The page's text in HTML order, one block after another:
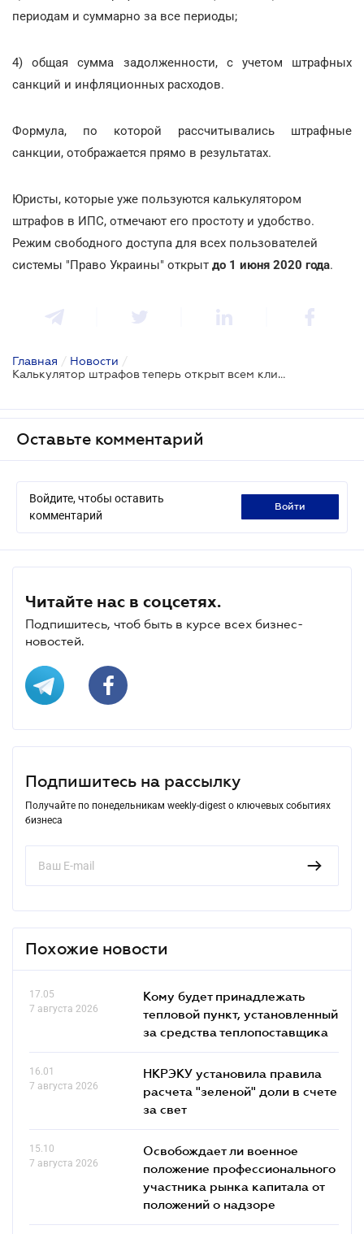
периодам и суммарно за все периоды;
4) общая сумма задолженности, с учетом штрафных
санкций и инфляционных расходов.
Формула, по которой рассчитывались штрафные
санкции, отображается прямо в результатах.
Юристы, которые уже пользуются калькулятором
штрафов в ИПС, отмечают его простоту и удобство.
Режим свободного доступа для всех пользователей
системы "Право Украины" открыт до 1 июня 2020 года.
Главная / Новости /
Калькулятор штрафов теперь открыт всем клиентам ЛІГА:ЗАКОН
Оставьте комментарий
Войдите, чтобы оставить
комментарий
войти
Читайте нас в соцсетях.
Подпишитесь, чтоб быть в курсе всех бизнес-
новостей.
Подпишитесь на рассылку
Получайте по понедельникам weekly-digest о ключевых событиях
бизнеса
Похожие новости
17.05
7 августа 2026
Кому будет принадлежать
тепловой пункт, установленный
за средства теплопоставщика
16.01
7 августа 2026
НКРЭКУ установила правила
расчета "зеленой" доли в счете
за свет
15.10
7 августа 2026
Освобождает ли военное
положение профессионального
участника рынка капитала от
положений о надзоре